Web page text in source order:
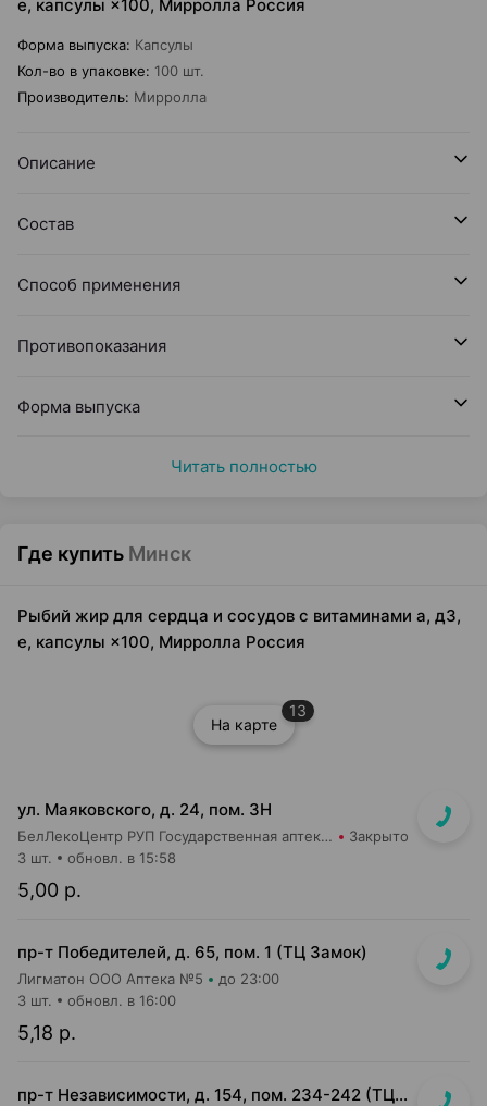
е, капсулы ×100, Мирролла Россия
Форма выпуска: Капсулы
Кол-во в упаковке: 100 шт.
Производитель: Мирролла
Описание
Состав
Способ применения
Противопоказания
Форма выпуска
Читать полностью
Где купить Минск
Рыбий жир для сердца и сосудов с витаминами а, д3,
е, капсулы ×100, Мирролла Россия
На карте
13
ул. Маяковского, д. 24, пом. 3Н
БелЛекоЦентр РУП Государственная аптека №2 Закрыто
5,00 р.
3 шт. обновл. в 15:58
пр-т Победителей, д. 65, пом. 1 (ТЦ Замок)
Лигматон ООО Аптека №5 до 23:00
5,18 р.
3 шт. обновл. в 16:00
пр-т Независимости, д. 154, пом. 234-242 (ТЦ Корона)